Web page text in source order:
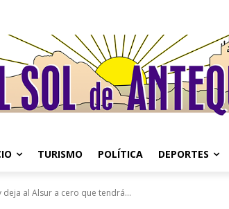
TURISMO POLÍTICA DEPORTES
deja al Alsur a cero que tendrá...